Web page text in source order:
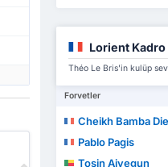
Lorient Kadro
Théo Le Bris'in kulüp
Forvetler
Cheikh Bamba
Pablo Pagis
Tosin Aiyegun